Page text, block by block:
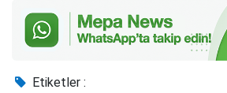
Etiketler :